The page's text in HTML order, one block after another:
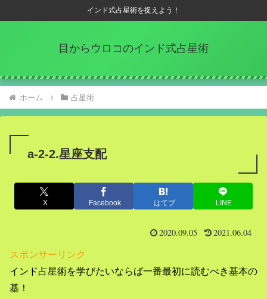
インド式占星術を捉えよう！
目からウロコのインド式占星術
ホーム 占星術
a-2-2.星座支配
X Facebook はてブ LINE
2020.09.05 2021.06.04
スポンサーリンク
インド占星術を学びたいならば一番最初に読むべき基本の
基！